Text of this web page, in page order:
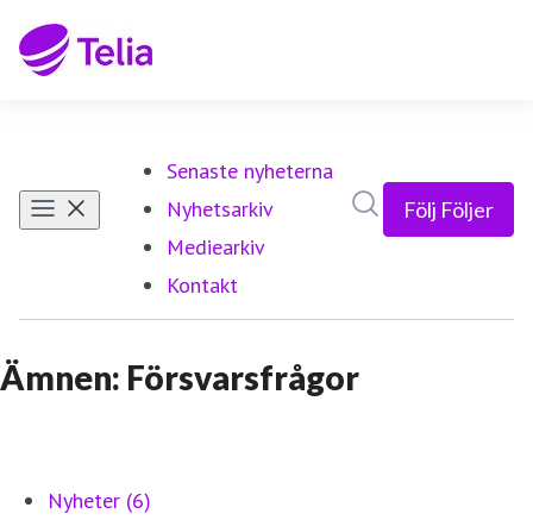
Senaste nyheterna
Nyhetsarkiv
Mediearkiv
Kontakt
Följ Följer
Ämnen: Försvarsfrågor
Nyheter (6)